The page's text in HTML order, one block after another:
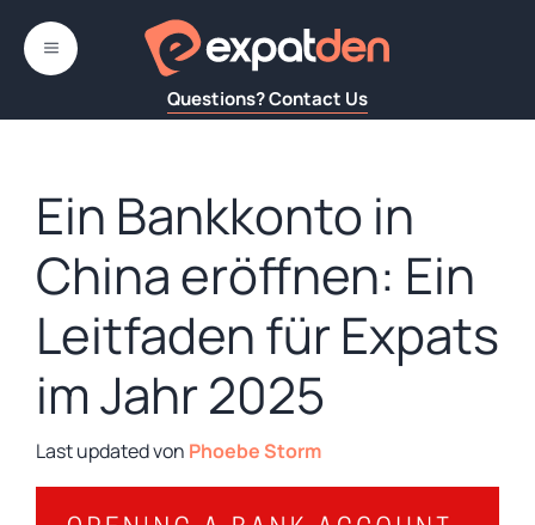
Inhalt
springen
Questions? Contact Us
MENÜ
Ein Bankkonto in
China eröffnen: Ein
Leitfaden für Expats
im Jahr 2025
von Phoebe Storm